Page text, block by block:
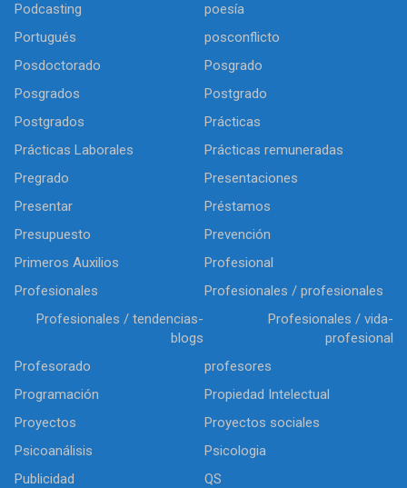
Podcasting
poesía
Portugués
posconflicto
Posdoctorado
Posgrado
Posgrados
Postgrado
Postgrados
Prácticas
Prácticas Laborales
Prácticas remuneradas
Pregrado
Presentaciones
Presentar
Préstamos
Presupuesto
Prevención
Primeros Auxilios
Profesional
Profesionales
Profesionales / profesionales
Profesionales / tendencias-
blogs
Profesionales / vida-
profesional
Profesorado
profesores
Programación
Propiedad Intelectual
Proyectos
Proyectos sociales
Psicoanálisis
Psicologia
Publicidad
QS